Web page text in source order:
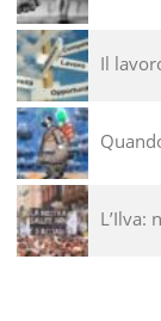
Il
L’Ilva: